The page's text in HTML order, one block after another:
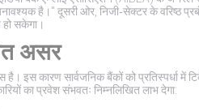
अनावश्यक है।" दूसरी ओर, निजी‑सेक्टर के वरिष्ठ
सकेगा।
असर
इस कारण सार्वजनिक बैंकों को प्रतिस्पर्धा में
का प्रवेश संभवतः निम्नलिखित लाभ देगा: